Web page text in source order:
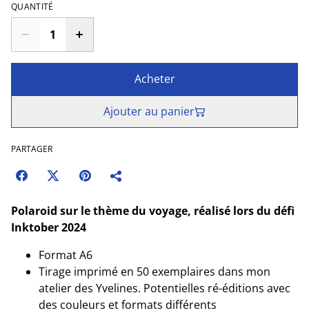
QUANTITÉ
Acheter
Ajouter au panier
PARTAGER
Polaroid sur le thème du voyage, réalisé lors du défi
Inktober 2024
Format A6
Tirage imprimé en 50 exemplaires dans mon
atelier des Yvelines. Potentielles ré-éditions avec
des couleurs et formats différents